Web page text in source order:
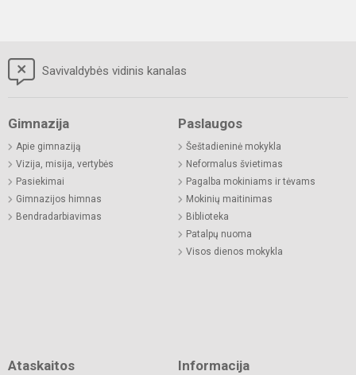
Savivaldybės vidinis kanalas
Gimnazija
Apie gimnaziją
Vizija, misija, vertybės
Pasiekimai
Gimnazijos himnas
Bendradarbiavimas
Paslaugos
Šeštadieninė mokykla
Neformalus švietimas
Pagalba mokiniams ir tėvams
Mokinių maitinimas
Biblioteka
Patalpų nuoma
Visos dienos mokykla
Ataskaitos Informacija